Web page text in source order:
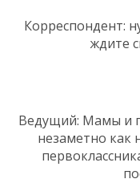
Корреспондент:
ждите
Ведущий: Мамы и
незаметно как